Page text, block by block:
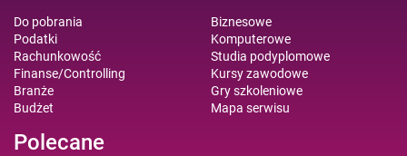
Do pobrania
Podatki
Rachunkowość
Finanse/Controlling
Branże
Budżet
Biznesowe
Komputerowe
Studia podyplomowe
Kursy zawodowe
Gry szkoleniowe
Mapa serwisu
Polecane